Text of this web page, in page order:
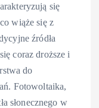
się
wiąże się z
źródła
coraz droższe i
do
Fotowoltaika,
słonecznego w